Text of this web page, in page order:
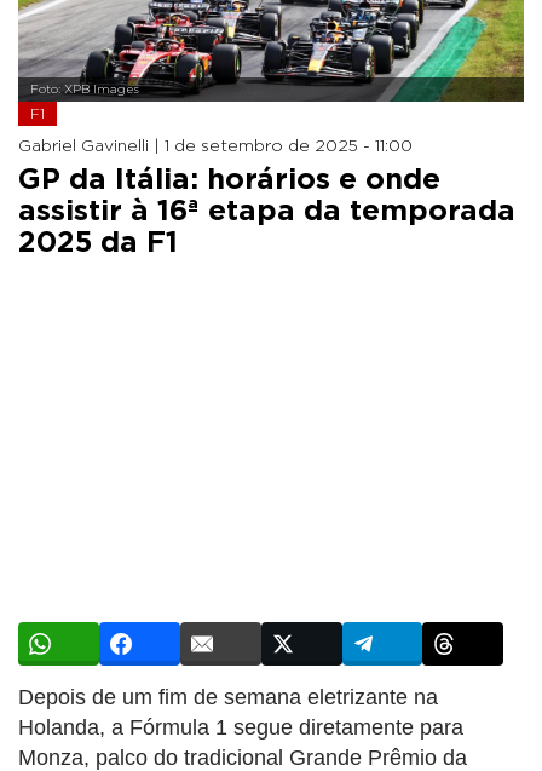
Foto: XPB Images
F1
Gabriel Gavinelli | 1 de setembro de 2025 - 11:00
GP da Itália: horários e onde
assistir à 16ª etapa da temporada
2025 da F1
Depois de um fim de semana eletrizante na
Holanda, a Fórmula 1 segue diretamente para
Monza, palco do tradicional Grande Prêmio da